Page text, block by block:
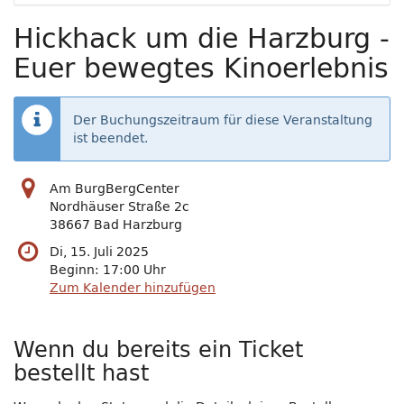
Hickhack um die Harzburg -
Euer bewegtes Kinoerlebnis
Der Buchungszeitraum für diese Veranstaltung
ist beendet.
Am BurgBergCenter
Nordhäuser Straße 2c
38667 Bad Harzburg
Di, 15. Juli 2025
Beginn: 17:00 Uhr
Zum Kalender hinzufügen
Wenn du bereits ein Ticket
bestellt hast